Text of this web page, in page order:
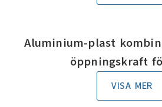
Aluminium-plast
öppningskraft
VISA MER